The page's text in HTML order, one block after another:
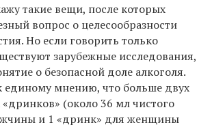
такие вещи, после которых
вопрос о целесообразности
Но если говорить только
зарубежные исследования,
о безопасной доле алкоголя.
мнению, что больше двух
(около 36 мл чистого
и 1 «дринк» для женщины